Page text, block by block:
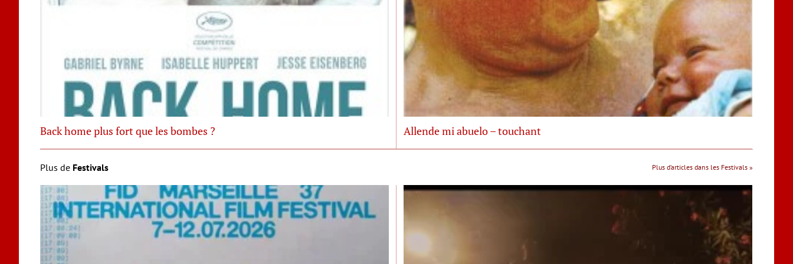
Back home plus fort que les bombes ? Allende mi abuelo – touchant
Plus de Festivals Plus d’articles dans les Festivals »